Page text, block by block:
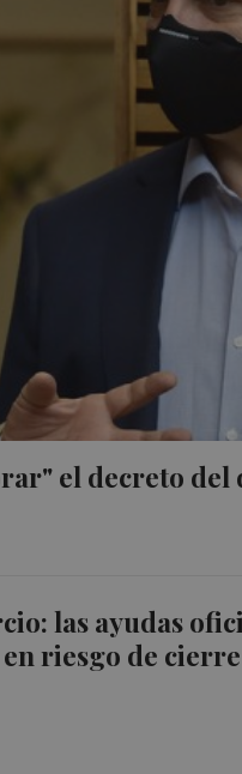
el decreto del
las ayudas
riesgo de cierre